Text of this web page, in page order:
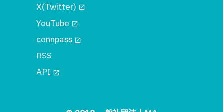
X(Twitter) open_in_new
YouTube open_in_new
connpass open_in_new
RSS
API open_in_new